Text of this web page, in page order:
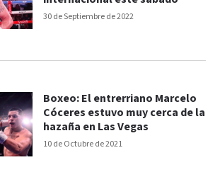
30 de Septiembre de 2022
10 de Octubre de 2021
Boxeo: El entrerriano Marcelo
Cóceres estuvo muy cerca de la
hazaña en Las Vegas